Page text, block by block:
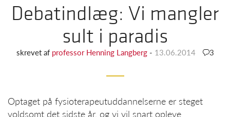
Debatindlæg: Vi mangler
sult i paradis
skrevet af professor Henning Langberg - 13.06.2014 3
Optaget på fysioterapeutuddannelserne er steget
voldsomt det sidste år, og vi vil snart opleve